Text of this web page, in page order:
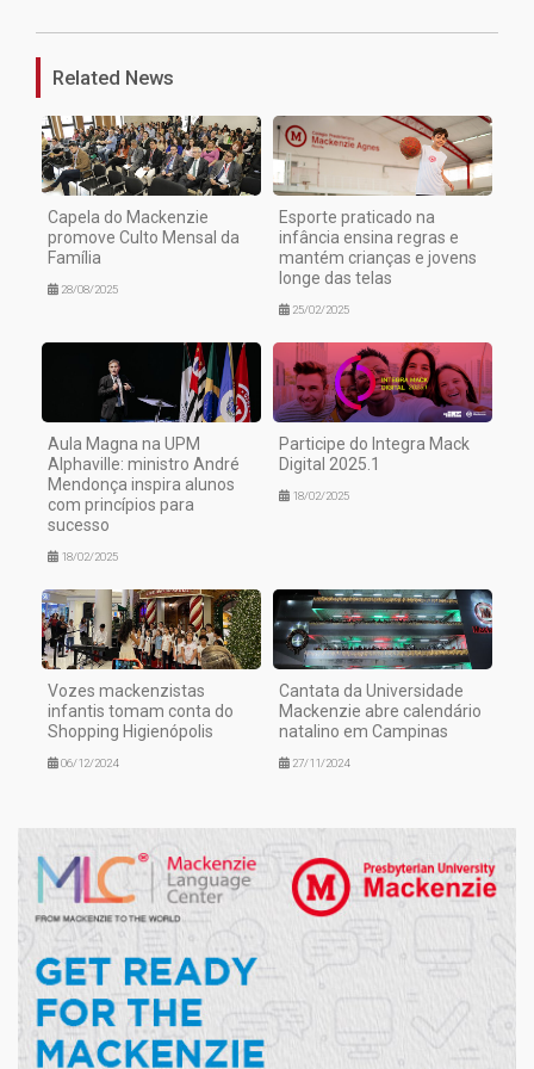
Related News
Capela do Mackenzie
promove Culto Mensal da
Família
28/08/2025
Esporte praticado na
infância ensina regras e
mantém crianças e jovens
longe das telas
25/02/2025
Aula Magna na UPM
Alphaville: ministro André
Mendonça inspira alunos
com princípios para
sucesso
18/02/2025
Participe do Integra Mack
Digital 2025.1
18/02/2025
Vozes mackenzistas
infantis tomam conta do
Shopping Higienópolis
06/12/2024
Cantata da Universidade
Mackenzie abre calendário
natalino em Campinas
27/11/2024